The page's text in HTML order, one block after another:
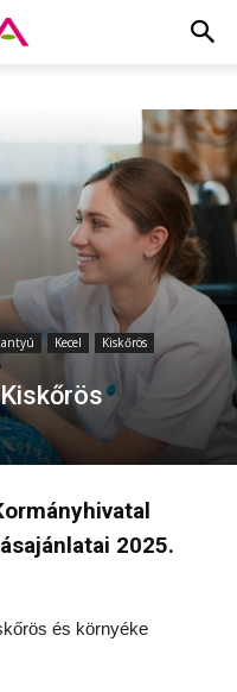
Kecel
Kiskőrös
2025.
és környéke